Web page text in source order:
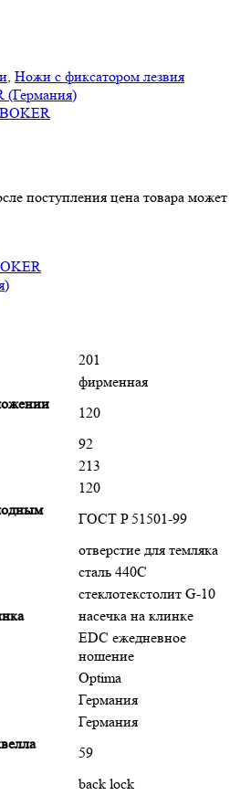
Ножи с фиксатором лезвия
(Германия)
поступления цена товара может
201
фирменная
120
92
213
120
ГОСТ P 51501-99
отверстие для темляка
сталь 440C
стеклотекстолит G-10
насечка на клинке
EDC ежедневное
ношение
Optima
Германия
Германия
59
back lock